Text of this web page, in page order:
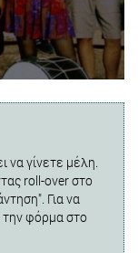
να γίνετε μέλη.
roll-over στο
Για να
την φόρμα στο